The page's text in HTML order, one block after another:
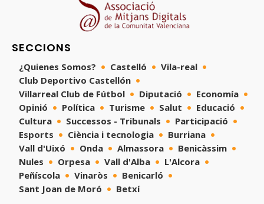
SECCIONS
¿Quienes Somos? Castelló
Vila-real
Club Deportivo Castellón
Villarreal Club de Fútbol
Diputació
Economía
Opinió
Política Turisme Salut
Educació
Cultura
Successos - Tribunals
Participació
Esports
Ciència i tecnologia
Burriana
Vall d'Uixó
Onda Almassora
Benicàssim
Nules
Orpesa Vall d'Alba
L'Alcora
Peñíscola
Vinaròs
Benicarló
Sant Joan de Moró
Betxí